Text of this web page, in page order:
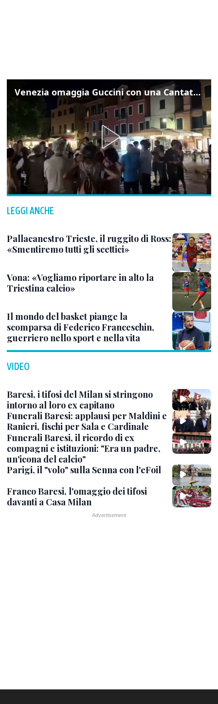
Venezia omaggia Guccini con una Cantata Anarchica in campo Santa Margherita
LEGGI ANCHE
Pallacanestro Trieste, il ruggito di Ross:
«Smentiremo tutti gli scettici»
Vona: «Vogliamo riportare in alto la
Triestina calcio»
Il mondo del basket piange la
scomparsa di Federico Franceschin,
guerriero nello sport e nella vita
VIDEO
Baresi, i tifosi del Milan si stringono
intorno al loro ex capitano
Funerali Baresi: applausi per Maldini e
Ranieri, fischi per Sala e Cardinale
Funerali Baresi, il ricordo di ex
compagni e istituzioni: "Era un padre,
un'icona del calcio"
Parigi, il "volo" sulla Senna con l'eFoil
Franco Baresi, l'omaggio dei tifosi
davanti a Casa Milan